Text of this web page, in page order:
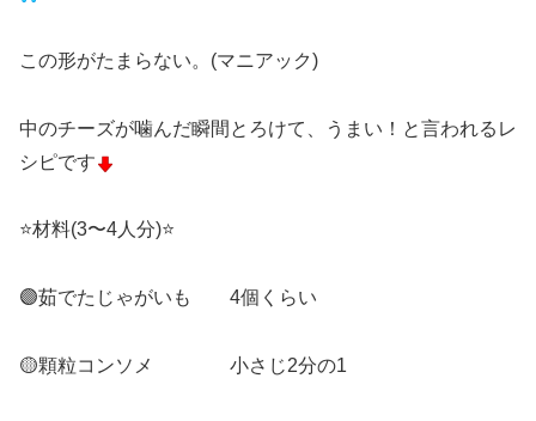
この形がたまらない。(マニアック)
中のチーズが噛んだ瞬間とろけて、うまい！と言われるレ
シピです
⭐️材料(3〜4人分)⭐️
🟣茹でたじゃがいも 4個くらい
🟡顆粒コンソメ 小さじ2分の1